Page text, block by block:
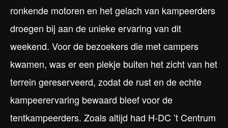
ronkende motoren en het gelach van kampeerders
droegen bij aan de unieke ervaring van dit
weekend. Voor de bezoekers die met campers
kwamen, was er een plekje buiten het zicht van het
terrein gereserveerd, zodat de rust en de echte
kampeerervaring bewaard bleef voor de
tentkampeerders. Zoals altijd had H-DC ’t Centrum